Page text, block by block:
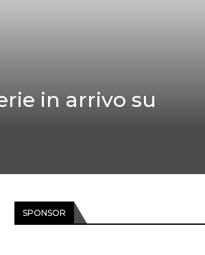
in arrivo su
SPONSOR